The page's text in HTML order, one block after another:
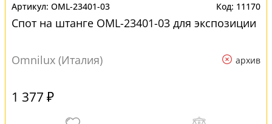
OML-23401-03 11170
Спот на штанге OML-23401-03 для экспозиции
Omnilux (Италия) архив
1 377 ₽